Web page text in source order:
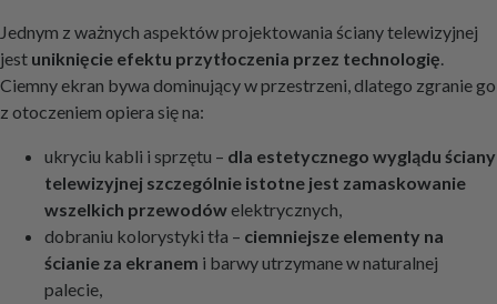
Jednym z ważnych aspektów projektowania ściany telewizyjnej
jest uniknięcie efektu przytłoczenia przez technologię.
Ciemny ekran bywa dominujący w przestrzeni, dlatego zgranie go
z otoczeniem opiera się na:
ukryciu kabli i sprzętu – dla estetycznego wyglądu ściany
telewizyjnej szczególnie istotne jest zamaskowanie
wszelkich przewodówelektrycznych,
dobraniu kolorystyki tła – ciemniejsze elementy na
ścianie za ekranem i barwy utrzymane w naturalnej
palecie,